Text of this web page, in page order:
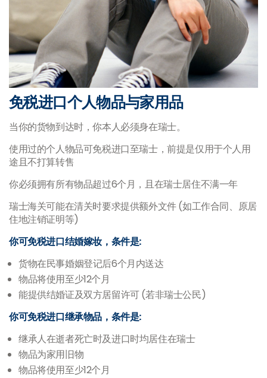
免税进口个人物品与家用品
当你的货物到达时，你本人必须身在瑞士。
使用过的个人物品可免税进口至瑞士，前提是仅用于个人用
途且不打算转售
你必须拥有所有物品超过6个月，且在瑞士居住不满一年
瑞士海关可能在清关时要求提供额外文件 (如工作合同、原居
住地注销证明等)
你可免税进口结婚嫁妆，条件是:
货物在民事婚姻登记后6个月内送达
物品将使用至少12个月
能提供结婚证及双方居留许可 (若非瑞士公民)
你可免税进口继承物品，条件是:
继承人在逝者死亡时及进口时均居住在瑞士
物品为家用旧物
物品将使用至少12个月